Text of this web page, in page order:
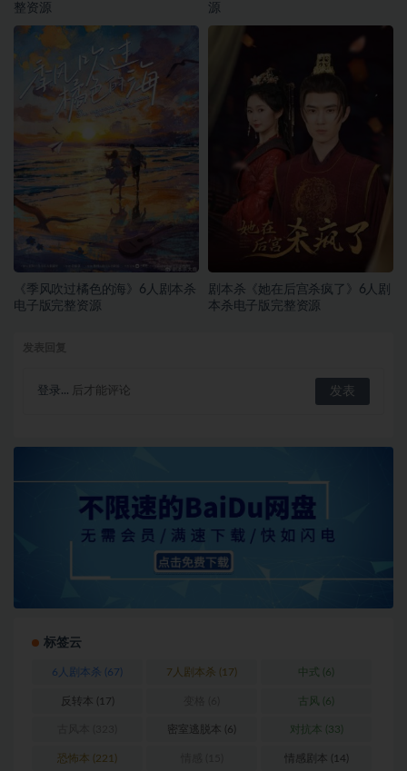
整资源
源
《季风吹过橘色的海》6人剧本杀
电子版完整资源
剧本杀《她在后宫杀疯了》6人剧
本杀电子版完整资源
登录... 后才能评论
标签云
6人剧本杀 (67) 7人剧本杀 (17) 中式 (6)
反转本 (17) 古风 (6)
密室逃脱本 (6) 对抗本 (33)
恐怖本 (221) 情感剧本 (14)